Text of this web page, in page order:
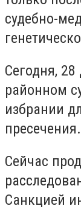
судебно-
Сегодня,
районном
избрании
пресечения.
Сейчас
Санкцией